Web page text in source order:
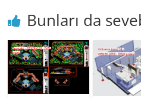
Bunları da